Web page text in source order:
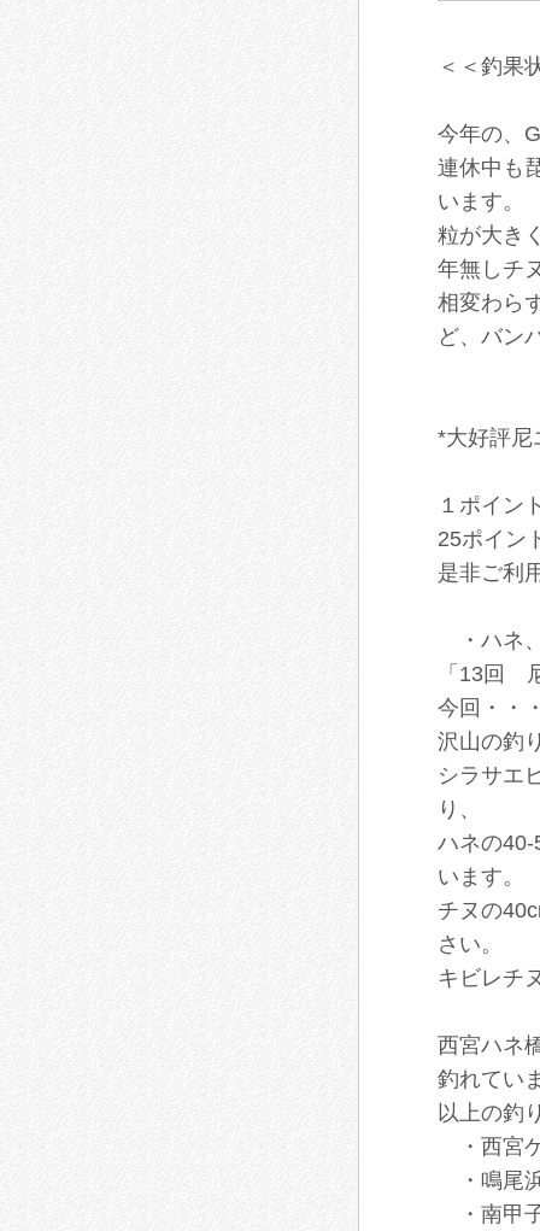
＜＜釣果
今年の、
連休中も
います。
粒が大き
年無しチ
相変わら
ど、バン
*大好評尼
１ポイン
25ポイン
是非ご利
・ハネ
「13回
今回・・
沢山の釣
シラサエ
り、
ハネの
います。
チヌの
さい。
キビレチ
西宮ハネ
釣れてい
以上の釣
・西宮
・鳴尾
・南甲